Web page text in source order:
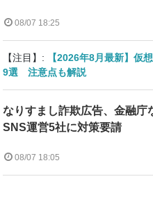
08/07 18:25
【注目】:
【2026年8月最新】仮
9選 注意点も解説
なりすまし詐欺広告、金融庁
SNS運営5社に対策要請
08/07 18:05